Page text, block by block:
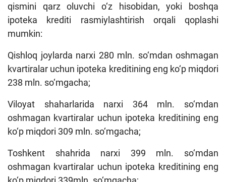
qismini qarz oluvchi o‘z hisobidan, yoki boshqa
ipoteka krediti rasmiylashtirish orqali qoplashi
mumkin:
Qishloq joylarda narxi 280 mln. so‘mdan oshmagan
kvartiralar uchun ipoteka kreditining eng ko‘p miqdori
238 mln. so‘mgacha;
Viloyat shaharlarida narxi 364 mln. so‘mdan
oshmagan kvartiralar uchun ipoteka kreditining eng
ko‘p miqdori 309 mln. so‘mgacha;
Toshkent shahrida narxi 399 mln. so‘mdan
oshmagan kvartiralar uchun ipoteka kreditining eng